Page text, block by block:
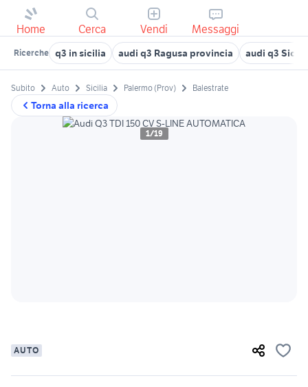
Home Cerca Vendi Messaggi
Ricerche q3 in sicilia audi q3 Ragusa provincia audi q3
Torna alla ricerca
Subito Auto Sicilia Palermo (Prov) Balestrate
1/19
AUTO